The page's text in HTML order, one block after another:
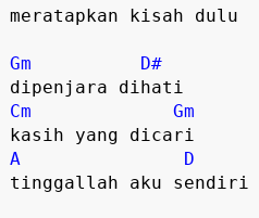
meratapkan kisah dulu
Gm
D#
Cm
Gm
A
D
tinggallah aku sendiri